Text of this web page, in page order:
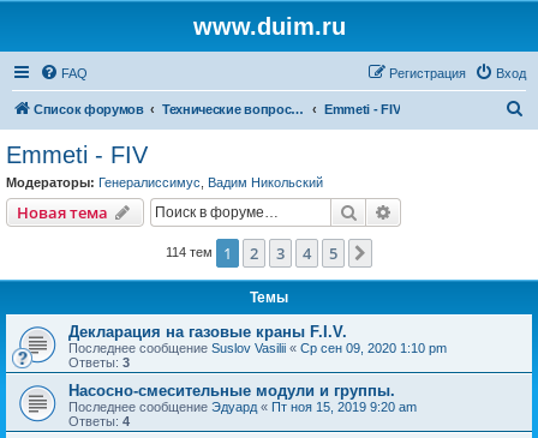
www.duim.ru
FAQ Вход
Регистрация
Список форумов Технические вопросы (по производителям и брендам) Emmeti - FIV
Emmeti - FIV
Модераторы: Генералиссимус Вадим Никольский
Новая тема Поиск
114 тем 1 2 3 4 5
Темы
Декларация на газовые краны F.I.V.
Последнее сообщение Suslov Vasilii « Ср сен 09, 2020 1:10 pm
Ответы: 3
Насосно-смесительные модули и группы.
Последнее сообщение Эдуард « Пт ноя 15, 2019 9:20 am
Ответы: 4